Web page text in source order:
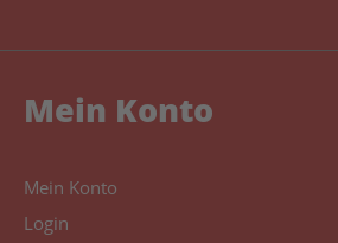
Mein Konto
Mein Konto
Login